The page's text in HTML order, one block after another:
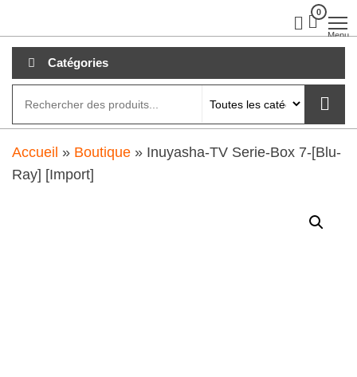
au
contenu
0
Menu
Catégories
Accueil » Boutique » Inuyasha-TV Serie-Box 7-[Blu-
Ray] [Import]